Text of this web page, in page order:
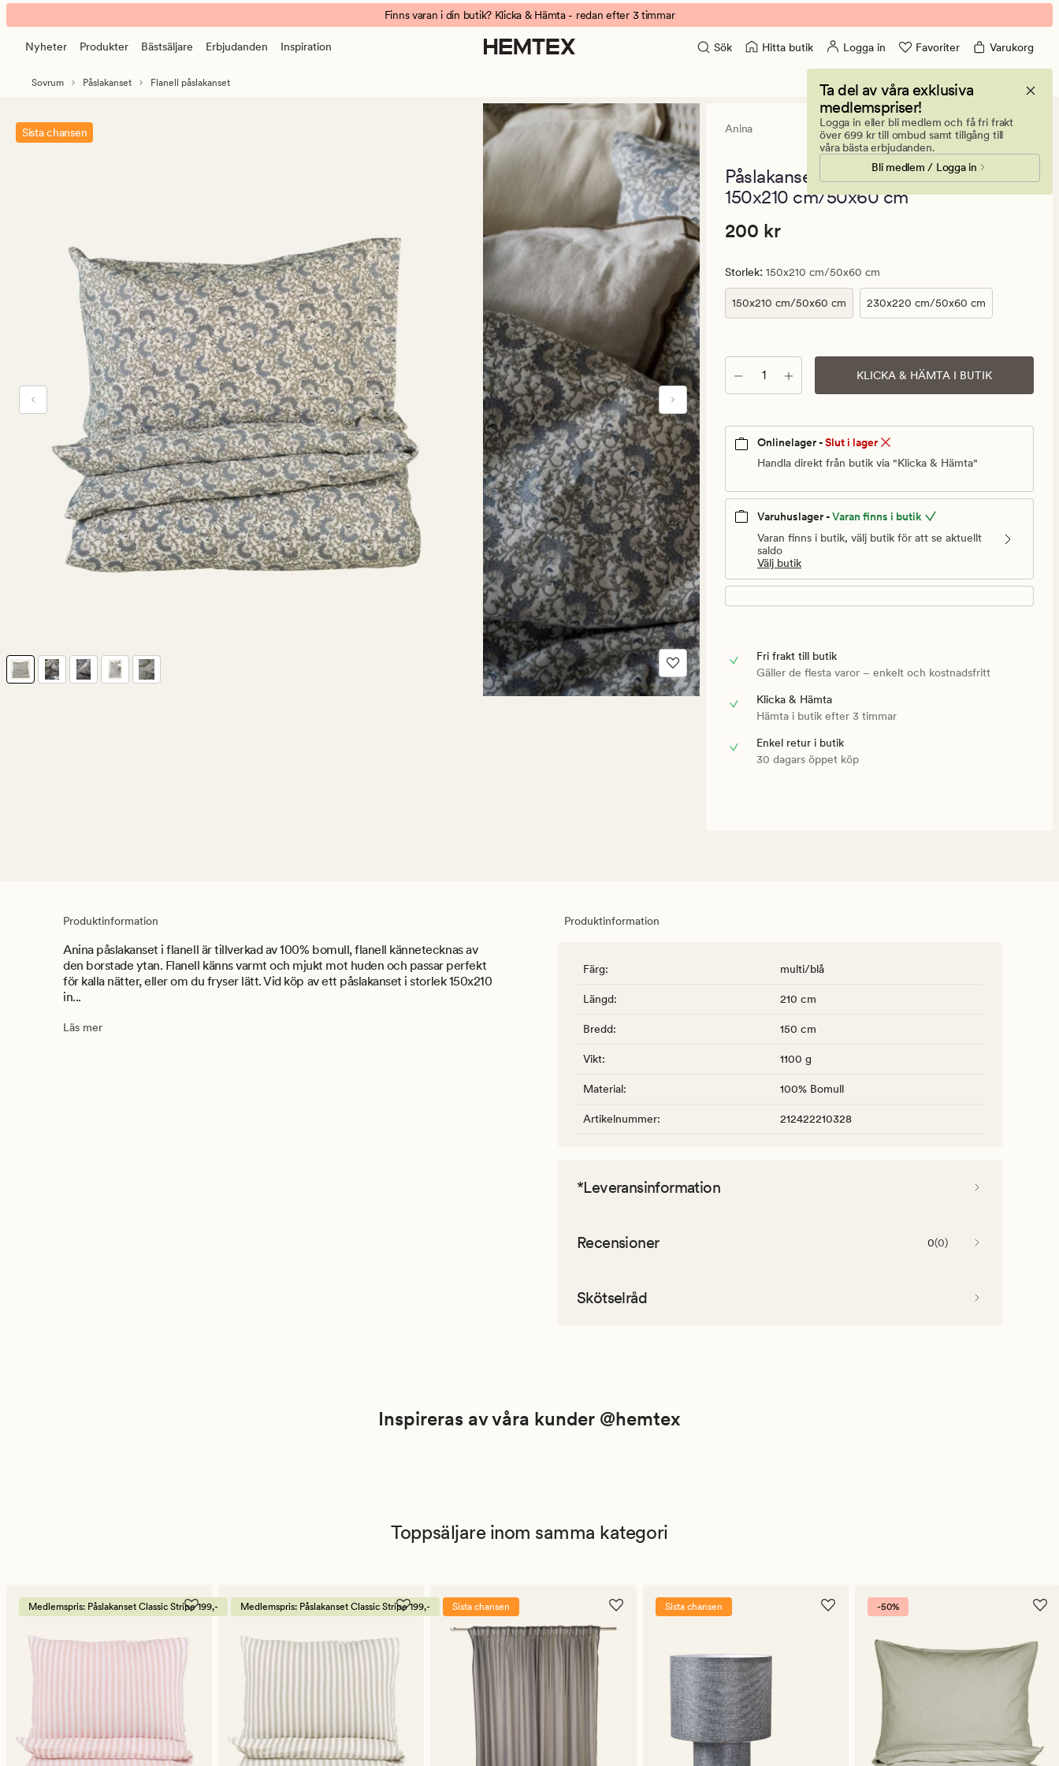
Anina
påslakanset
multi/blå
banner.
Klicka
ESCAPE
att
pausa.
Finns varan i din butik? Klicka & Hämta - redan efter 3 timmar
Nyheter Produkter Bästsäljare Erbjudanden Inspiration Sök Hitta butik Logga in Favoriter Varukorg
Ta del av våra exklusiva
medlemspriser!
Logga in eller bli medlem och få fri frakt
över 699 kr till ombud samt tillgång till
våra bästa erbjudanden.
Bli medlem / Logga in
Sovrum Påslakanset Flanell påslakanset
Sista chansen Anina
0
med
betyg
0
Påslakanset i flanell multi/blå -
150x210 cm/50x60 cm
Pris
pris
200
Pris 200 kr
200 kr
Storlek: 150x210 cm/50x60 cm
150x210 cm/50x60 cm 230x220 cm/50x60 cm
Antal KLICKA & HÄMTA I BUTIK
Onlinelager -Slut i lager
Handla direkt från butik via "Klicka & Hämta"
Varuhuslager -Varan finns i butik
Varan finns i butik, välj butik för att se aktuellt
saldo
Välj butik
Fri frakt till butik
Gäller de flesta varor – enkelt och kostnadsfritt
Klicka & Hämta
Hämta i butik efter 3 timmar
Enkel retur i butik
30 dagars öppet köp
Produktinformation
Anina påslakanset i flanell är tillverkad av 100% bomull, flanell kännetecknas av
den borstade ytan. Flanell känns varmt och mjukt mot huden och passar perfekt
för kalla nätter, eller om du fryser lätt. Vid köp av ett påslakanset i storlek 150x210
in...
Läs mer
Produktinformation
Färg: multi/blå
Längd: 210 cm
Bredd: 150 cm
Vikt: 1100 g
Material: 100% Bomull
Artikelnummer: 212422210328
*Leveransinformation
Recensioner 0(0)
Skötselråd
Inspireras av våra kunder @hemtex
Toppsäljare inom samma kategori
Medlemspris: Påslakanset Classic Stripe 199,- Medlemspris: Påslakanset Classic Stripe 199,- Sista chansen Sista chansen -50%